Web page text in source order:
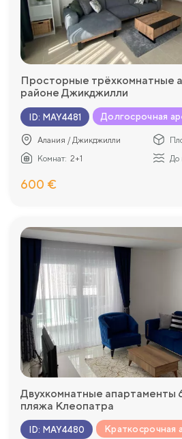
Просторные трёхкомнатные
районе Джикджилли
ID: MAY4481 Долгосрочная
Алания / Джикджилли
Комнат: 2+1 До
600 €
Двухкомнатные апартаменты
пляжа Клеопатра
ID: MAY4480 Краткосрочная